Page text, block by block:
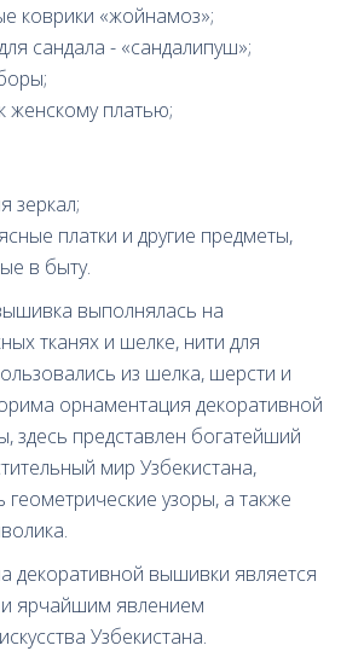
коврики «жойнамоз»;
сандала - «сандалипуш»;
женскому платью;
зеркал;
платки и другие предметы,
в быту.
выполнялась на
тканях и шелке, нити для
из шелка, шерсти и
орнаментация декоративной
здесь представлен богатейший
мир Узбекистана,
геометрические узоры, а также
декоративной вышивки является
ярчайшим явлением
Узбекистана.